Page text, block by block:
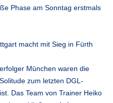
Phase am Sonntag erstmals
macht mit Sieg in Fürth
München waren die
zum letzten DGL-
Das Team von Trainer Heiko